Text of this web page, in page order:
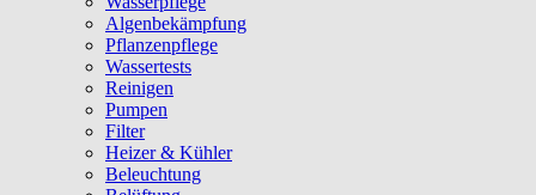
Algenbekämpfung
Pflanzenpflege
Wassertests
Reinigen
Pumpen
Filter
Heizer & Kühler
Beleuchtung